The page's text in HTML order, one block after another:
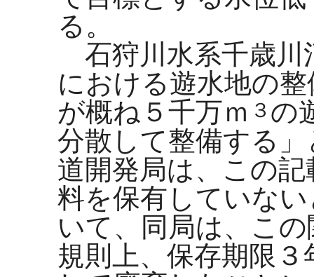
る。
石狩川水系千歳川
における遊水地の
が概ね５千万ｍ ３ の
分散して整備する
道開発局は、この
料を保有していな
いて、同局は、こ
規則上、保存期限